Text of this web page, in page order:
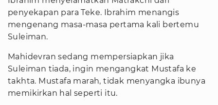
penyekapan para Teke. Ibrahim menangis
mengenang masa-masa pertama kali bertemu
Suleiman.
Mahidevran sedang mempersiapkan jika
Suleiman tiada, ingin mengangkat Mustafa ke
takhta. Mustafa marah, tidak menyangka ibunya
memikirkan hal seperti itu.